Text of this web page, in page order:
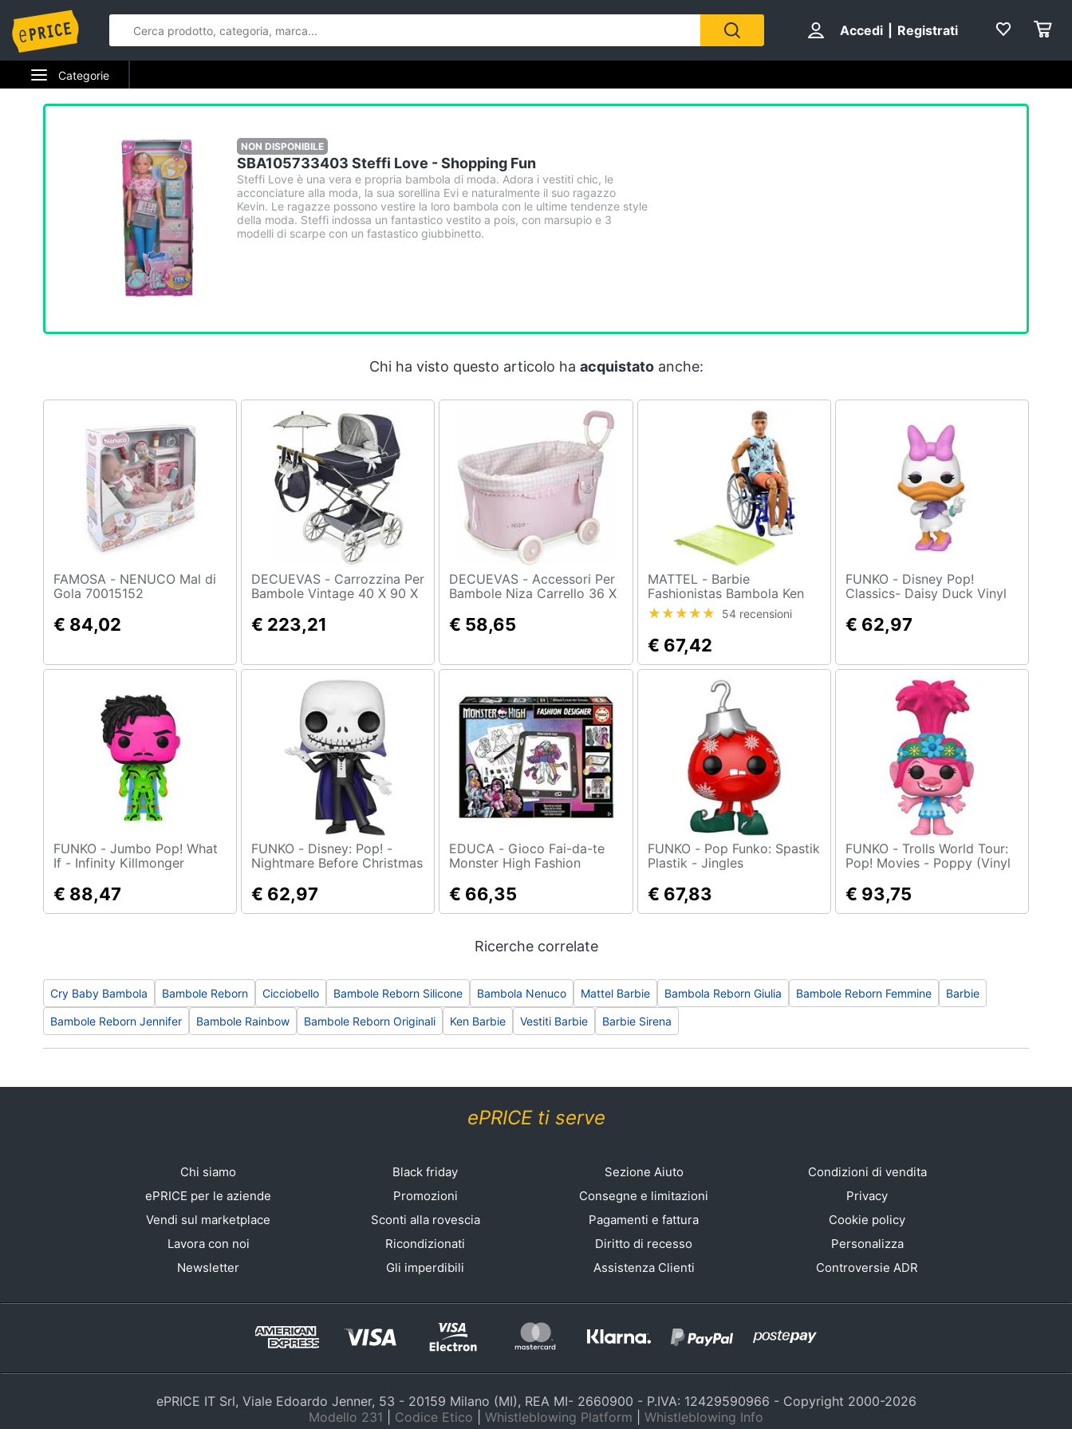
Accedi Registrati
Categorie
Elettrodomestici
Informatica
Tv e Home Cinema
Smart home
Videogiochi
Brico e Giardinaggio
Salute e igiene
Beauty
Giocattoli
Prima infanzia
Libri, cd e dvd
Festività e ricorrenze
Promozioni
NON DISPONIBILE
SBA105733403 Steffi Love - Shopping Fun
Steffi Love è una vera e propria bambola di moda. Adora i vestiti chic, le
acconciature alla moda, la sua sorellina Evi e naturalmente il suo ragazzo
Kevin. Le ragazze possono vestire la loro bambola con le ultime tendenze style
della moda. Steffi indossa un fantastico vestito a pois, con marsupio e 3
modelli di scarpe con un fastastico giubbinetto.
Chi ha visto questo articolo ha acquistatoanche:
FAMOSA - NENUCO Mal di
Gola 70015152
€ 84,02
DECUEVAS - Carrozzina Per
Bambole Vintage 40 X 90 X
€ 223,21
DECUEVAS - Accessori Per
Bambole Niza Carrello 36 X
€ 58,65
MATTEL - Barbie
Fashionistas Bambola Ken
Sedia a Rotelle e Rampa
Giocattolo Idea Regalo
54 recensioni
€ 67,42
FUNKO - Disney Pop!
Classics- Daisy Duck Vinyl
€ 62,97
FUNKO - Jumbo Pop! What
If - Infinity Killmonger
Cm
€ 88,47
FUNKO - Disney: Pop! -
Nightmare Before Christmas
598)
€ 62,97
EDUCA - Gioco Fai-da-te
Monster High Fashion
€ 66,35
FUNKO - Pop Funko: Spastik
Plastik - Jingles
€ 67,83
FUNKO - Trolls World Tour:
Pop! Movies - Poppy (Vinyl
€ 93,75
Ricerche correlate
Cry Baby Bambola Bambole Reborn Cicciobello Bambole Reborn Silicone Bambola Nenuco Mattel Barbie Bambola Reborn Giulia Bambole Reborn Femmine Barbie
Bambole Reborn Jennifer Bambole Rainbow Bambole Reborn Originali Ken Barbie Vestiti Barbie Barbie Sirena
ePRICE ti serve
Chi siamo
ePRICE per le aziende
Vendi sul marketplace
Lavora con noi
Newsletter
Black friday
Promozioni
Sconti alla rovescia
Ricondizionati
Gli imperdibili
Sezione Aiuto
Consegne e limitazioni
Pagamenti e fattura
Diritto di recesso
Assistenza Clienti
Condizioni di vendita
Privacy
Cookie policy
Personalizza
Controversie ADR
ePRICE IT Srl, Viale Edoardo Jenner, 53 - 20159 Milano (MI), REA MI- 2660900 - P.IVA: 12429590966 - Copyright 2000-2026
Modello 231
Codice Etico Whistleblowing Platform Whistleblowing Info